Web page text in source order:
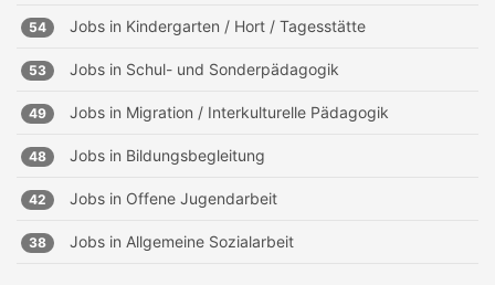
54 Jobs in Kindergarten / Hort / Tagesstätte
53 Jobs in Schul- und Sonderpädagogik
49 Jobs in Migration / Interkulturelle Pädagogik
48 Jobs in Bildungsbegleitung
42 Jobs in Offene Jugendarbeit
38 Jobs in Allgemeine Sozialarbeit